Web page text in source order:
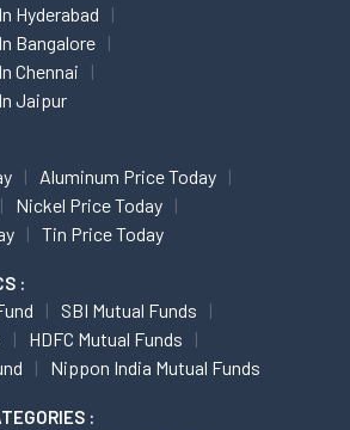
Hyderabad
Bangalore
Chennai
Jaipur
Aluminum Price Today
Nickel Price Today
Tin Price Today
:
SBI Mutual Funds
HDFC Mutual Funds
Nippon India Mutual Funds
: